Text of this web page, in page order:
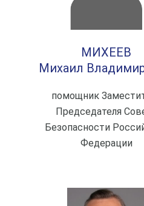
МИХЕЕВ
Михаил
помощник
Председателя
Безопасности
Федерации